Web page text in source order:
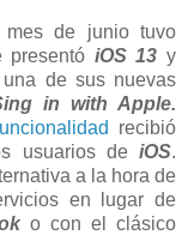
mes de junio tuvo
iOS 13 y
de sus nuevas
in with Apple.
recibió
usuarios de iOS.
a la hora de
en lugar de
o con el clásico